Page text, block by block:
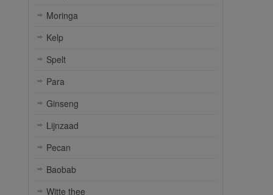
Moringa
Kelp
Spelt
Para
Ginseng
Lijnzaad
Pecan
Baobab
Witte thee